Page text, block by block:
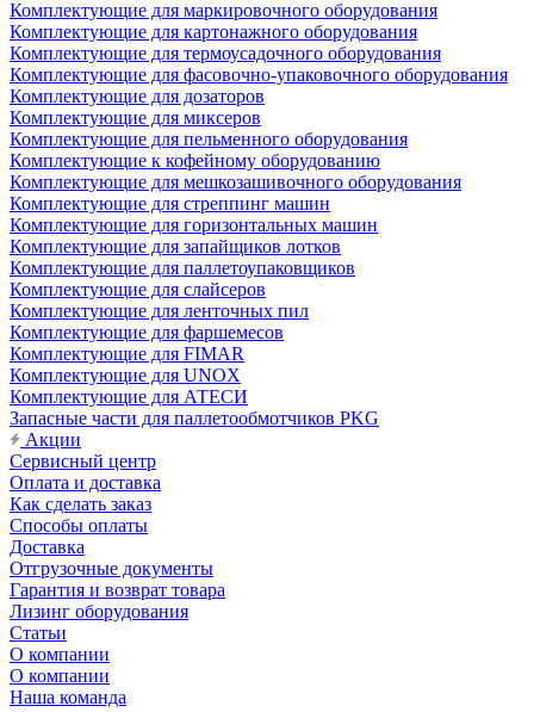
Комплектующие для маркировочного оборудования
Комплектующие для картонажного оборудования
Комплектующие для термоусадочного оборудования
Комплектующие для фасовочно-упаковочного оборудования
Комплектующие для дозаторов
Комплектующие для миксеров
Комплектующие для пельменного оборудования
Комплектующие к кофейному оборудованию
Комплектующие для мешкозашивочного оборудования
Комплектующие для стреппинг машин
Комплектующие для горизонтальных машин
Комплектующие для запайщиков лотков
Комплектующие для паллетоупаковщиков
Комплектующие для слайсеров
Комплектующие для ленточных пил
Комплектующие для фаршемесов
Комплектующие для FIMAR
Комплектующие для UNOX
Комплектующие для АТЕСИ
Запасные части для паллетообмотчиков PKG
Акции
Сервисный центр
Оплата и доставка
Как сделать заказ
Способы оплаты
Доставка
Отгрузочные документы
Гарантия и возврат товара
Лизинг оборудования
Статьи
О компании
О компании
Наша команда